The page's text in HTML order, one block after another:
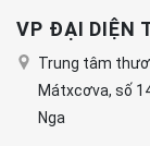
VP ĐẠI DIỆN
Trung tâm
Mátxcơva, số
Nga